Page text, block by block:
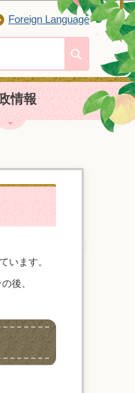
Foreign Language
情報
います。
後、